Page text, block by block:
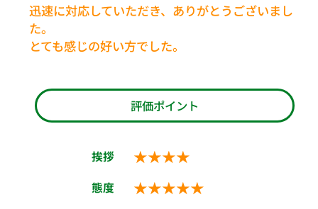
迅速に対応していただき、ありがとうございまし
た。
とても感じの好い方でした。
評価ポイント
挨拶 ★★★★
態度 ★★★★★